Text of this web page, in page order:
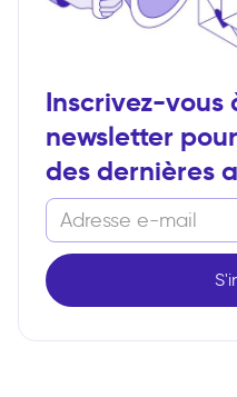
Inscrivez-vous
newsletter
des dernières